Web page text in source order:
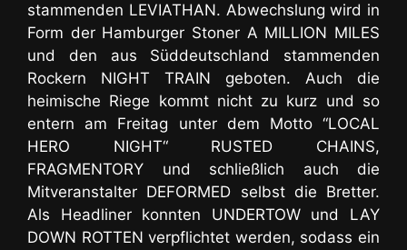
stammenden LEVIATHAN. Abwechslung wird in
Form der Hamburger Stoner A MILLION MILES
und den aus Süddeutschland stammenden
Rockern NIGHT TRAIN geboten. Auch die
heimische Riege kommt nicht zu kurz und so
entern am Freitag unter dem Motto “LOCAL
HERO NIGHT“ RUSTED CHAINS,
FRAGMENTORY und schließlich auch die
Mitveranstalter DEFORMED selbst die Bretter.
Als Headliner konnten UNDERTOW und LAY
DOWN ROTTEN verpflichtet werden, sodass ein